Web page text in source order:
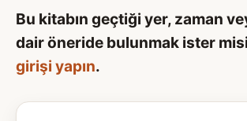
Bu kitabın geçtiği yer, zaman
dair öneride bulunmak ister
girişi yapın.